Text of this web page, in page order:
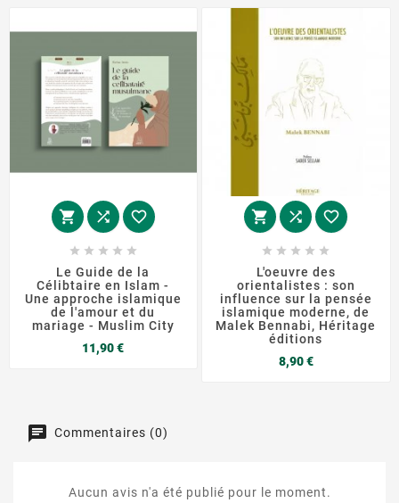
  
    
Le Guide de la
Célibtaire en Islam -
Une approche islamique
de l'amour et du
mariage - Muslim City
11,90 €Prix
  
    
L'oeuvre des
orientalistes : son
influence sur la pensée
islamique moderne, de
Malek Bennabi, Héritage
éditions
8,90 €Prix
Commentaires (0)
Aucun avis n'a été publié pour le moment.